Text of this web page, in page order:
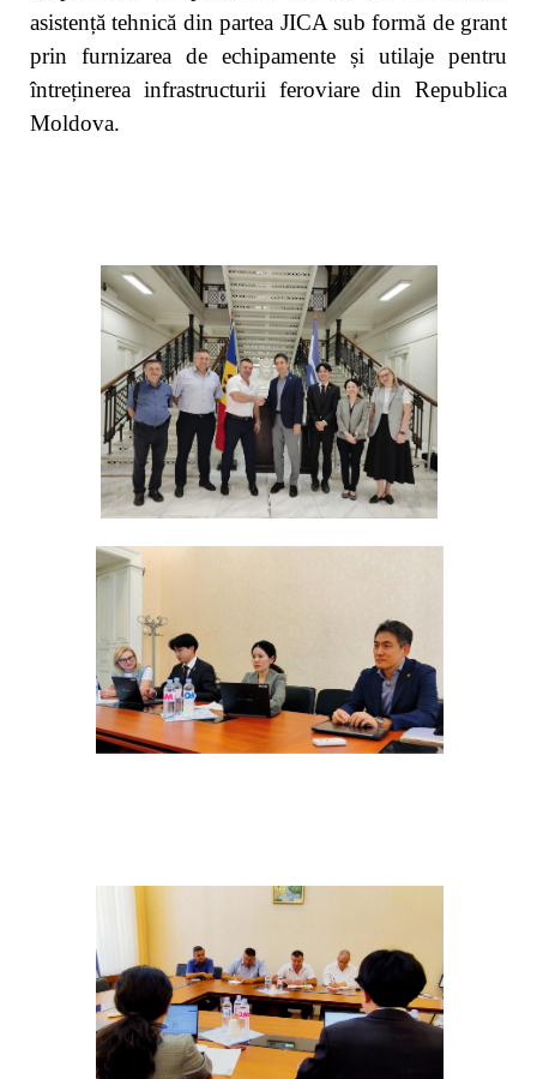
asistență tehnică din partea JICA sub formă de grant
prin furnizarea de echipamente și utilaje pentru
întreținerea infrastructurii feroviare din Republica
Moldova.